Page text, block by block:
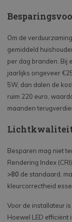
Om de
gemiddeld
per dag branden. Bij
jaarlijks ongeveer
5W, dan dalen de
ruim 220 euro,
maanden
Lichtkwaliteit
Besparen mag niet
Rendering Index
>80 de standaard,
kleurcorrectheid
Voor de installateur
Hoewel LED